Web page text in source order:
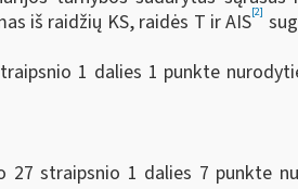
iš raidžių KS, raidės T ir AIS[2]
1 dalies 1 punkte
27 straipsnio 1 dalies 7 punkte